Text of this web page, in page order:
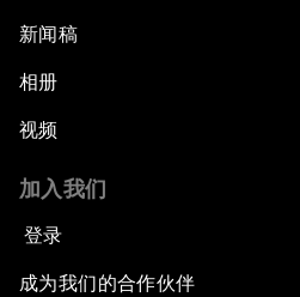
新闻稿
相册
视频
加入我们
登录
成为我们的合作伙伴